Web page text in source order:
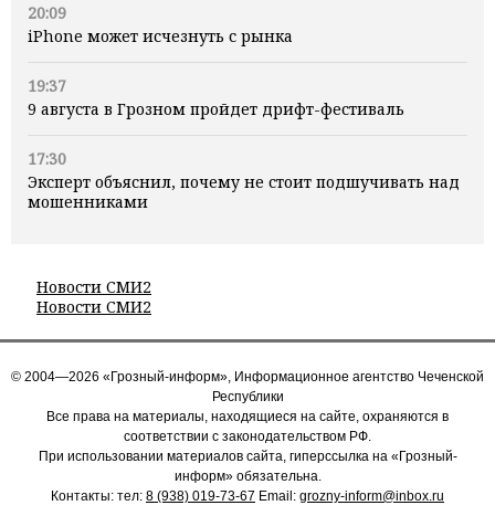
20:09
iPhone может исчезнуть с рынка
19:37
9 августа в Грозном пройдет дрифт-фестиваль
17:30
Эксперт объяснил, почему не стоит подшучивать над
мошенниками
Новости СМИ2
Новости СМИ2
© 2004—2026 «Грозный-информ», Информационное агентство Чеченской
Республики
Все права на материалы, находящиеся на сайте, охраняются в
соответствии с законодательством РФ.
При использовании материалов сайта, гиперссылка на «Грозный-
информ» обязательна.
Контакты: тел: 8 (938) 019-73-67 Email: grozny-inform@inbox.ru